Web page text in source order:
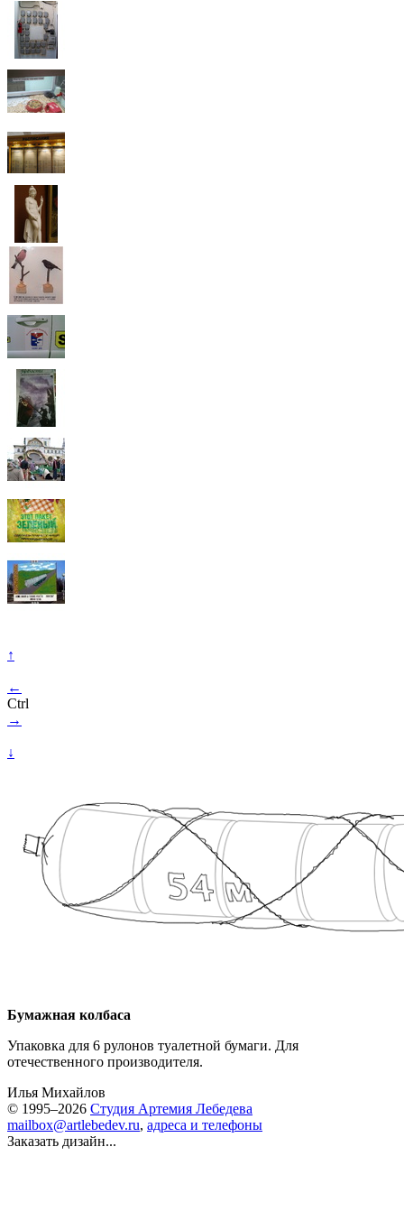
↑
←
Ctrl
→
↓
Бумажная колбаса
Упаковка для 6 рулонов туалетной бумаги. Для
отечественного производителя.
Илья Михайлов
© 1995–2026 Студия Артемия Лебедева
mailbox@artlebedev.ru, адреса и телефоны
Заказать дизайн...